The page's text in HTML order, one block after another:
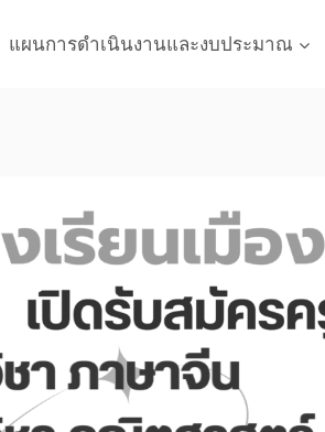
แผนการดำเนินงานและงบประมาณ